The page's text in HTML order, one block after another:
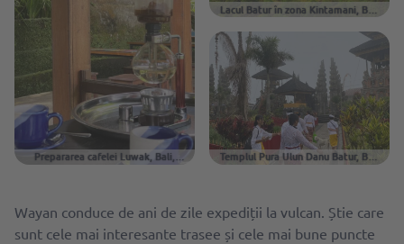
Prepararea cafelei Luwak, Bali,
Indonezia © Daria Prygiel
Lacul Batur în zona Kintamani, Bali
© iStock
Templul Pura Ulun Danu Batur, Bali
© Daria Prygiel
Wayan conduce de ani de zile expediții la vulcan. Știe care
sunt cele mai interesante trasee și cele mai bune puncte